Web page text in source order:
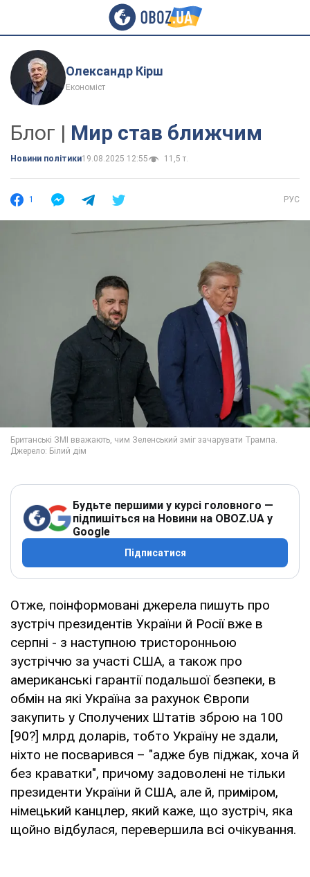
Олександр Кірш
Економіст
Блог | Мир став ближчим
Новини політики19.08.2025 12:55 11,5 т.
1 РУС
Будьте першими у курсі головного —
підпишіться на Новини на OBOZ.UA у
Google
Підписатися
Отже, поінформовані джерела пишуть про
зустріч президентів України й Росії вже в
серпні - з наступною тристоронньою
зустріччю за участі США, а також про
американські гарантії подальшої безпеки, в
обмін на які Україна за рахунок Європи
закупить у Сполучених Штатів зброю на 100
[90?] млрд доларів, тобто Україну не здали,
ніхто не посварився – "адже був піджак, хоча й
без краватки", причому задоволені не тільки
президенти України й США, але й, приміром,
німецький канцлер, який каже, що зустріч, яка
щойно відбулася, перевершила всі очікування.